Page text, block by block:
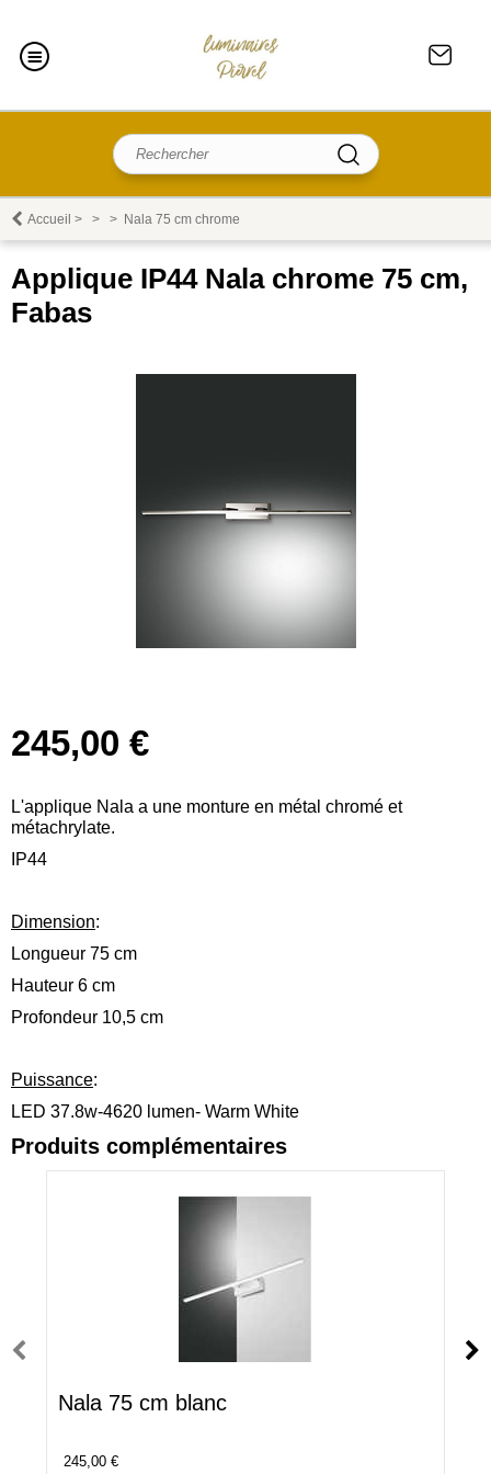
Accueil > > > Nala 75 cm chrome
Applique IP44 Nala chrome 75 cm,
Fabas
245,00 €
L'applique Nala a une monture en métal chromé et
métachrylate.
IP44
Dimension:
Longueur 75 cm
Hauteur 6 cm
Profondeur 10,5 cm
Puissance:
LED 37.8w-4620 lumen- Warm White
Produits complémentaires
Nala 75 cm blanc
245,00 €